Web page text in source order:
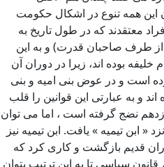
این همه تنوع در اشکال حکومت
معتقدند که در طول تاریخ به
طرف صاحبان قدرت) و به این
بوده اند، زیرا در دوران آن
است و در عوض بنی امیه و بنی
و به عبارتی این قوانین را قلب
نضج گرفته است ، اما می توان
ابن تیمیه » یافت. ابن تیمیه نیز
قدیم بازگشت و کاری کرد که
سیاسی تا به این ترتیب بتوان